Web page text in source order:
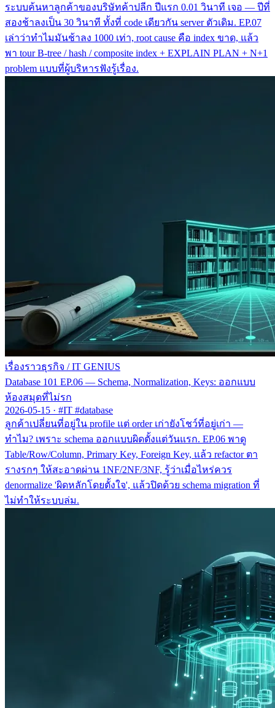
ระบบค้นหาลูกค้าของบริษัทค้าปลีก ปีแรก 0.01 วินาที เจอ — ปีที่
สองช้าลงเป็น 30 วินาที ทั้งที่ code เดียวกัน server ตัวเดิม. EP.07
เล่าว่าทำไมมันช้าลง 1000 เท่า, root cause คือ index ขาด, แล้ว
พา tour B-tree / hash / composite index + EXPLAIN PLAN + N+1
problem แบบที่ผู้บริหารฟังรู้เรื่อง.
เรื่องราวธุรกิจ / IT GENIUS
Database 101 EP.06 — Schema, Normalization, Keys: ออกแบบ
ห้องสมุดที่ไม่รก
2026-05-15 · #IT #database
ลูกค้าเปลี่ยนที่อยู่ใน profile แต่ order เก่ายังโชว์ที่อยู่เก่า —
ทำไม? เพราะ schema ออกแบบผิดตั้งแต่วันแรก. EP.06 พาดู
Table/Row/Column, Primary Key, Foreign Key, แล้ว refactor ตา
รางรกๆ ให้สะอาดผ่าน 1NF/2NF/3NF, รู้ว่าเมื่อไหร่ควร
denormalize 'ผิดหลักโดยตั้งใจ', แล้วปิดด้วย schema migration ที่
ไม่ทำให้ระบบล่ม.